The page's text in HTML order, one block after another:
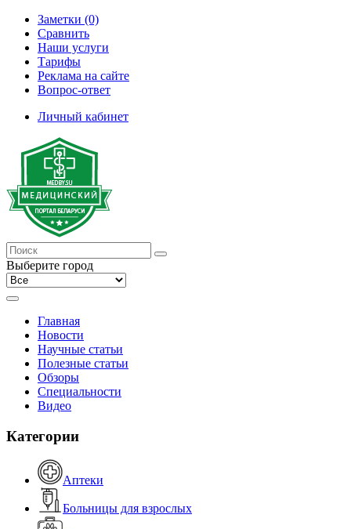
Заметки (0)
Сравнить
Наши услуги
Тарифы
Реклама на сайте
Вопрос-ответ
Личный кабинет
Выберите город
Главная
Новости
Научные статьи
Полезные статьи
Обзоры
Специальности
Видео
Категории
Аптеки
Больницы для взрослых